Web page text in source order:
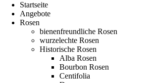
Startseite
Angebote
Rosen
bienenfreundliche Rosen
wurzelechte Rosen
Historische Rosen
Alba Rosen
Bourbon Rosen
Centifolia